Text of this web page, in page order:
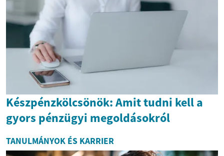
Készpénzkölcsönök: Amit tudni kell a
gyors pénzügyi megoldásokról
TANULMÁNYOK ÉS KARRIER